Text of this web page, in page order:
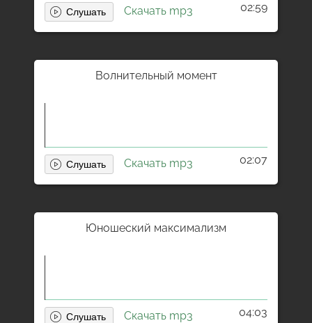
Скачать mp3 02:59
Волнительный момент
Скачать mp3 02:07
Юношеский максимализм
Скачать mp3 04:03